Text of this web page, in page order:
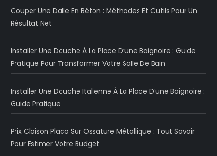
Couper Une Dalle En Béton : Méthodes Et Outils Pour Un
Résultat Net
Installer Une Douche À La Place D’une Baignoire : Guide
Pratique Pour Transformer Votre Salle De Bain
Installer Une Douche Italienne À La Place D’une Baignoire :
Guide Pratique
Prix Cloison Placo Sur Ossature Métallique : Tout Savoir
Pour Estimer Votre Budget